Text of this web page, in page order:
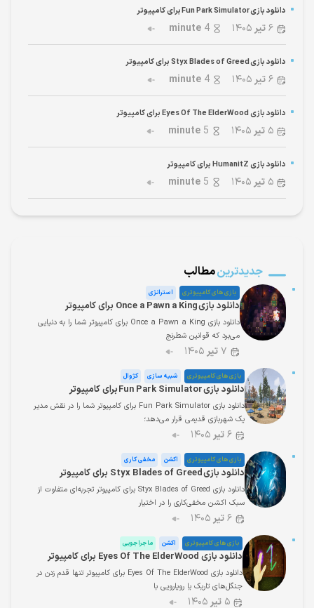
دانلود بازی Fun Park Simulator برای کامپیوتر
۶تیر۱۴۰۵ 4
minute
دانلود بازی Styx Blades of Greed برای کامپیوتر
۶تیر۱۴۰۵ 4
minute
دانلود بازی Eyes Of The ElderWood برای کامپیوتر
۵ تیر۱۴۰۵ 5
minute
دانلود بازی HumanitZ برای کامپیوتر
۵ تیر۱۴۰۵ 5
minute
جدیدترینمطالب
بازی های کامپیوتری استراتژی
دانلود بازی Once a Pawn a King برای کامپیوتر
دانلود بازی Once a Pawn a King برای کامپیوتر شما را به دنیایی
می‌برد که قوانین شطرنج
۷ تیر ۱۴۰۵
بازی های کامپیوتری شبیه سازی کژوال
دانلود بازی Fun Park Simulator برای کامپیوتر
دانلود بازی Fun Park Simulator برای کامپیوتر شما را در نقش مدیر
یک شهربازی قدیمی قرار می‌دهد؛
۶تیر۱۴۰۵
بازی های کامپیوتری اکشن مخفی کاری
دانلود بازی Styx Blades of Greed برای کامپیوتر
دانلود بازی Styx Blades of Greed برای کامپیوتر تجربه‌ای متفاوت از
سبک اکشن مخفی‌کاری را در اختیار
۶تیر۱۴۰۵
بازی های کامپیوتری اکشن ماجراجویی
دانلود بازی Eyes Of The ElderWood برای کامپیوتر
دانلود بازی Eyes Of The ElderWood برای کامپیوتر تنها قدم زدن در
جنگل‌های تاریک یا رویارویی با
۵ تیر۱۴۰۵